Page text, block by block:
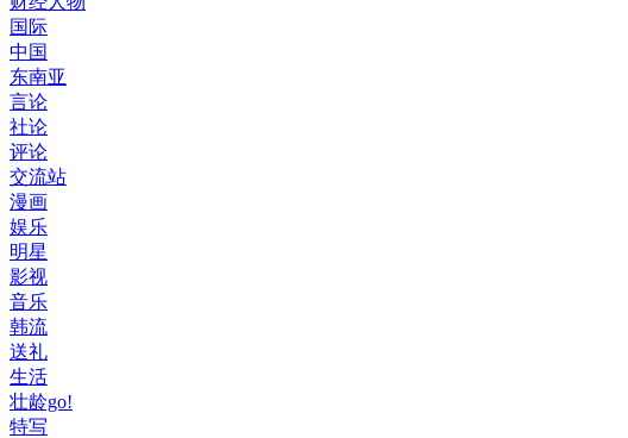
国际
中国
东南亚
言论
社论
评论
交流站
漫画
娱乐
明星
影视
音乐
韩流
送礼
生活
壮龄go!
特写